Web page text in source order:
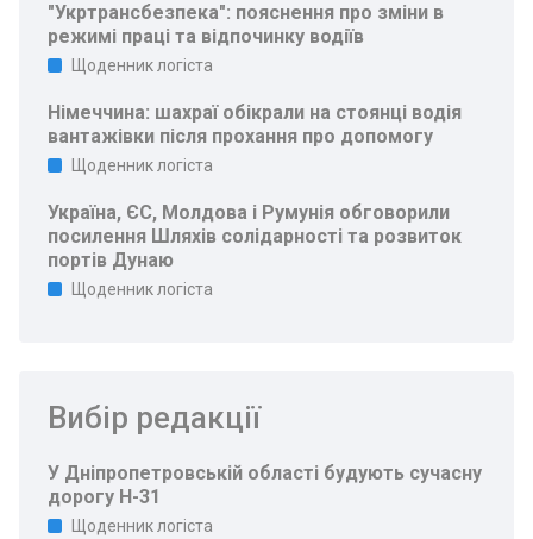
"Укртрансбезпека": пояснення про зміни в
режимі праці та відпочинку водіїв
Щоденник логіста
Німеччина: шахраї обікрали на стоянці водія
вантажівки після прохання про допомогу
Щоденник логіста
Україна, ЄС, Молдова і Румунія обговорили
посилення Шляхів солідарності та розвиток
портів Дунаю
Щоденник логіста
Вибір редакції
У Дніпропетровській області будують сучасну
дорогу Н-31
Щоденник логіста